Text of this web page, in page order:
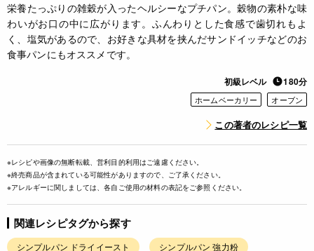
栄養たっぷりの雑穀が入ったヘルシーなプチパン。穀物の素朴な味
わいがお口の中に広がります。ふんわりとした食感で歯切れもよ
く、塩気があるので、お好きな具材を挟んだサンドイッチなどのお
食事パンにもオススメです。
初級レベル 180分
ホームベーカリー オーブン
この著者のレシピ一覧
※レシピや画像の無断転載、営利目的利用はご遠慮ください。
※終売商品が含まれている可能性がありますので、ご了承ください。
※アレルギーに関しましては、各自ご使用の材料の表記をご参照ください。
関連レシピタグから探す
シンプルパン ドライイースト シンプルパン 強力粉